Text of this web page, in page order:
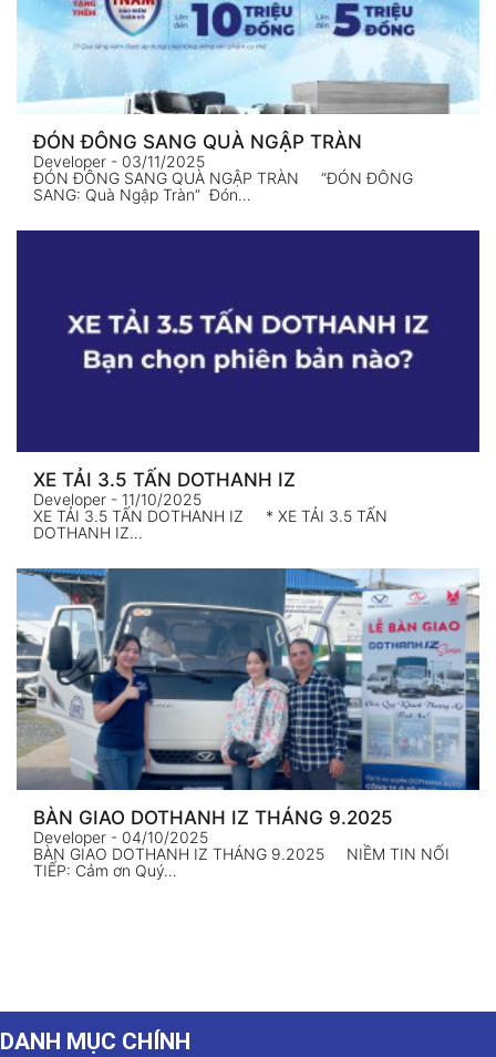
ĐÓN ĐÔNG SANG QUÀ NGẬP TRÀN
Developer - 03/11/2025
ĐÓN ĐÔNG SANG QUÀ NGẬP TRÀN “ĐÓN ĐÔNG
SANG: Quà Ngập Tràn” Đón…
XE TẢI 3.5 TẤN DOTHANH IZ
Developer - 11/10/2025
XE TẢI 3.5 TẤN DOTHANH IZ * XE TẢI 3.5 TẤN
DOTHANH IZ…
BÀN GIAO DOTHANH IZ THÁNG 9.2025
Developer - 04/10/2025
BÀN GIAO DOTHANH IZ THÁNG 9.2025 NIỀM TIN NỐI
TIẾP: Cảm ơn Quý…
DANH MỤC CHÍNH